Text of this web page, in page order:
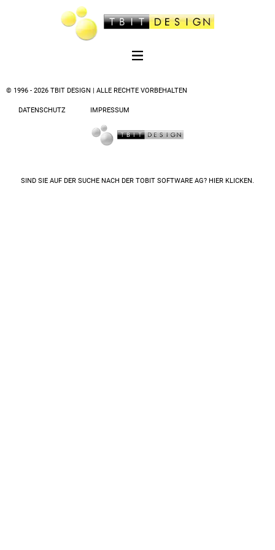
© 1996 - 2026 TBIT DESIGN | ALLE RECHTE VORBEHALTEN
DATENSCHUTZ IMPRESSUM
SIND SIE AUF DER SUCHE NACH DER TOBIT SOFTWARE AG? HIER KLICKEN.